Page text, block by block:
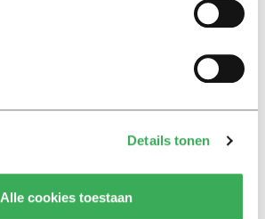
Details tonen
Alle cookies toestaan